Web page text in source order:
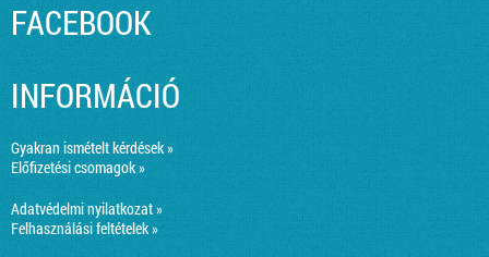
FACEBOOK
INFORMÁCIÓ
Gyakran ismételt kérdések »
Előfizetési csomagok »
Adatvédelmi nyilatkozat »
Felhasználási feltételek »